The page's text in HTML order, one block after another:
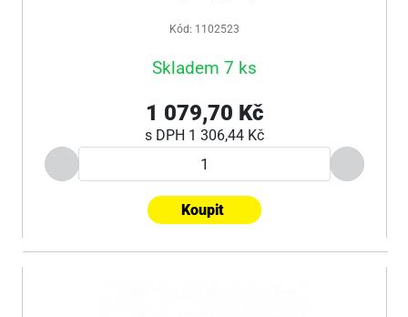
Kód: 1102523
Skladem 7 ks
1 079,70 Kč
s DPH 1 306,44 Kč
Koupit